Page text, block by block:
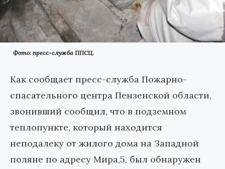
Фото: пресс-служба ППСЦ.
Как сообщает пресс-служба Пожарно-
спасательного центра Пензенской области,
звонивший сообщил, что в подземном
теплопункте, который находится
неподалеку от жилого дома на Западной
поляне по адресу Мира,5, был обнаружен